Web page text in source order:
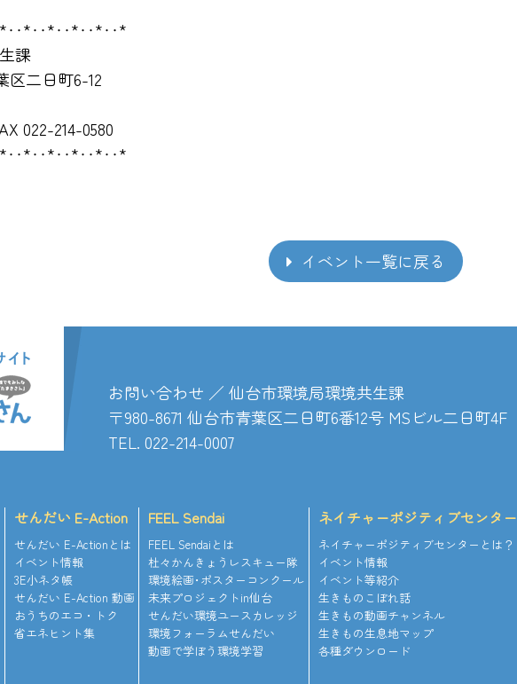
課
区二日町6-12
022-214-0580
イベント一覧に戻る
お問い合わせ ／ 仙台市環境局環境共生課
〒980-8671 仙台市青葉区二日町6番12号 MSビル二日町4F
TEL. 022-214-0007
せんだい E-Action
せんだい E-Actionとは
イベント情報
3E小ネタ帳
せんだい E-Action 動画
おうちのエコ・トク
省エネヒント集
FEEL Sendai
FEEL Sendaiとは
杜々かんきょうレスキュー隊
環境絵画･ポスターコンクール
未来プロジェクトin仙台
せんだい環境ユースカレッジ
環境フォーラムせんだい
動画で学ぼう環境学習
ネイチャーポジティブセンター
ネイチャーポジティブセンターとは？
イベント情報
イベント等紹介
生きものこぼれ話
生きもの動画チャンネル
生きもの生息地マップ
各種ダウンロード